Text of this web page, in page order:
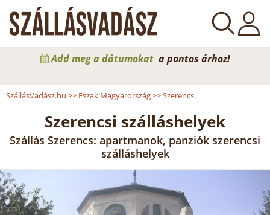
Add meg a dátumokat a pontos árhoz!
SzállásVadász.hu >> Észak Magyarország>>Szerencs
Szerencsi szálláshelyek
Szállás Szerencs: apartmanok, panziók szerencsi
szálláshelyek